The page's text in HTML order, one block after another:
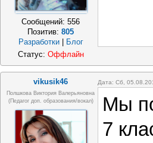
Сообщений:556
Позитив:805
Разработки
Блог
Статус: Оффлайн
vikusik46 Дата: Сб,
Полшкова Виктория Валерьяновна
(педагог доп. образования/вокал)
Мы
7